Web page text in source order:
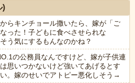
)
らキンチョール撒いたら、嫁が「ご
った！子どもに食べさせられな
う気にするもんなのかね？
の公務員なんですけど、嫁が子供連
思いつかないけど強いてあげるとす
。嫁のせいでアトピー悪化しそう→